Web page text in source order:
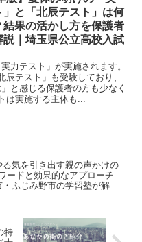
」と「北辰テスト」は何
結果の活かし方を保護者
説｜埼玉県公立高校入試
力テスト」が実施されます。
テスト」も受験しており、
と感じる保護者の方も少なく
は実施する主体も...
る気を引き出す親の声かけの
ードと効果的なアプローチ
・ふじみ野市の学習塾が解
特